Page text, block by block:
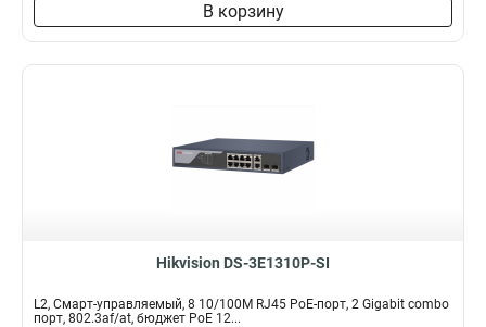
В корзину
Hikvision DS-3E1310P-SI
L2, Смарт-управляемый, 8 10/100M RJ45 PoE-порт, 2 Gigabit combo
порт, 802.3af/at, бюджет PoE 12...